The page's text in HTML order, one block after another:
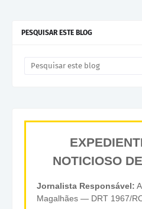
PESQUISAR ESTE BLOG
NOTICIOSO
Jornalista Responsável:
Magalhães — DRT 1967/